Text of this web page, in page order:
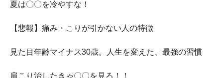
夏は〇〇を冷やすな！
【悲報】痛み・こりが引かない人の特徴
見た目年齢マイナス30歳。人生を変えた、最強の習慣
肩こり治したきゃ〇〇を見ろ！！